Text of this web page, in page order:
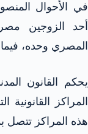
في الأحوال
أحد الزوجين
المصري وحده،
يحكم القانون
المراكز
هذه المراكز تتصل